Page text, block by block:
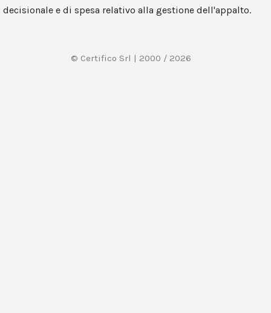
decisionale e di spesa relativo alla gestione dell'appalto.
© Certifico Srl | 2000 / 2026